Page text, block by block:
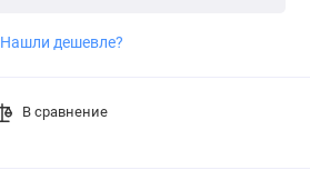
Нашли дешевле?
В сравнение